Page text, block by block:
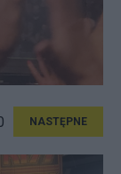
NASTĘPNE